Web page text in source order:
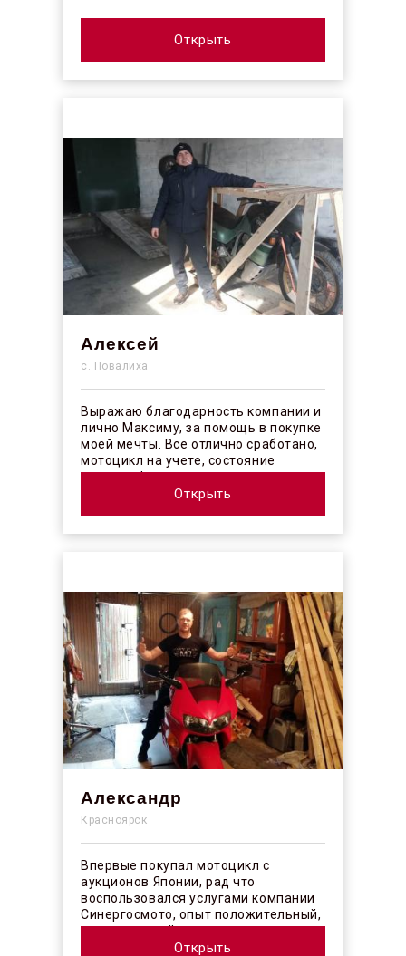
Открыть
Алексей
с. Повалиха
Выражаю благодарность компании и
лично Максиму, за помощь в покупке
моей мечты. Все отлично сработано,
мотоцикл на учете, состояние
отличное! ...
Открыть
Александр
Красноярск
Впервые покупал мотоцикл с
аукционов Японии, рад что
воспользовался услугами компании
Синергосмото, опыт положительный,
коллектив действительно
профессионалы своего ...
Открыть